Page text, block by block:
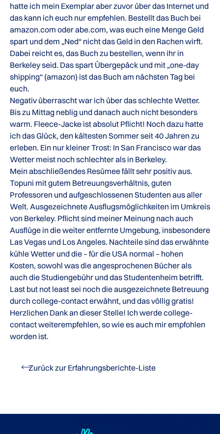
hatte ich mein Exemplar aber zuvor über das Internet und
das kann ich euch nur empfehlen. Bestellt das Buch bei
amazon.com oder abe.com, was euch eine Menge Geld
spart und dem „Ned“ nicht das Geld in den Rachen wirft.
Dabei reicht es, das Buch zu bestellen, wenn ihr in
Berkeley seid. Das spart Übergepäck und mit „one-day
shipping“ (amazon) ist das Buch am nächsten Tag bei
euch.
Negativ überrascht war ich über das schlechte Wetter.
Bis zu Mittag neblig und danach auch nicht besonders
warm. Fleece-Jacke ist absolut Pflicht! Noch dazu hatte
ich das Glück, den kältesten Sommer seit 40 Jahren zu
erleben. Ein nur kleiner Trost: In San Francisco war das
Wetter meist noch schlechter als in Berkeley.
Mein abschließendes Resümee fällt sehr positiv aus.
Topuni mit gutem Betreuungsverhältnis, guten
Professoren und aufgeschlossenen Studenten aus aller
Welt. Ausgezeichnete Ausflugsmöglichkeiten im Umkreis
von Berkeley. Pflicht sind meiner Meinung nach auch
Ausflüge in die weiter entfernte Umgebung, insbesondere
Las Vegas und Los Angeles. Nachteile sind das erwähnte
kühle Wetter und die – für die USA normal – hohen
Kosten, sowohl was die angesprochenen Bücher als
auch die Studiengebühr und das Studentenheim betrifft.
Last but not least sei noch die ausgezeichnete Betreuung
durch college-contact erwähnt, und das völlig gratis!
Herzlichen Dank an dieser Stelle! Ich werde college-
contact weiterempfehlen, so wie es auch mir empfohlen
worden ist.
Zurück zur Erfahrungsberichte-Liste